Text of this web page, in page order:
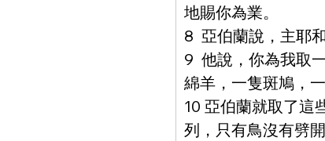
地賜你為業。
8  亞伯蘭說，主耶
9  他說，你為我取
綿羊，一隻斑鳩，一
10 亞伯蘭就取了這
列，只有鳥沒有劈開